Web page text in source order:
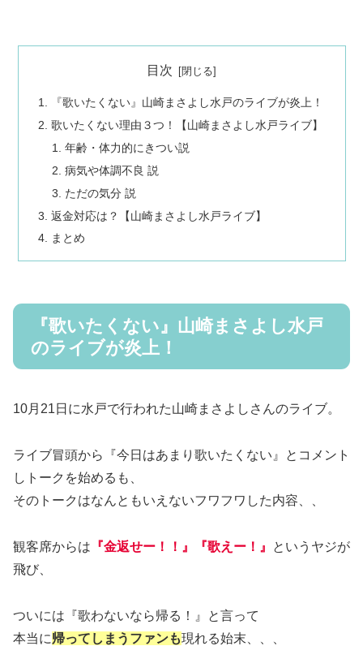
目次
『歌いたくない』山崎まさよし水戸のライブが炎上！
歌いたくない理由３つ！【山崎まさよし水戸ライブ】
年齢・体力的にきつい説
病気や体調不良 説
ただの気分 説
返金対応は？【山崎まさよし水戸ライブ】
まとめ
『歌いたくない』山崎まさよし水戸
のライブが炎上！
10月21日に水戸で行われた山崎まさよしさんのライブ。
ライブ冒頭から『今日はあまり歌いたくない』とコメント
しトークを始めるも、
そのトークはなんともいえないフワフワした内容、、
観客席からは 『金返せー！！』『歌えー！』
というヤジが
飛び、
ついには『歌わないなら帰る！』と言って
本当に帰ってしまうファンも現れる始末、、、